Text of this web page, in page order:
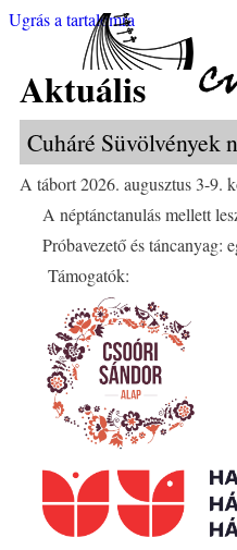
Ugrás a tartalomra
Aktuális
Cuháré Süvölvények
A tábort 2026. augusztus 3-9.
A néptánctanulás mellett
Próbavezető és táncanyag:
Támogatók: